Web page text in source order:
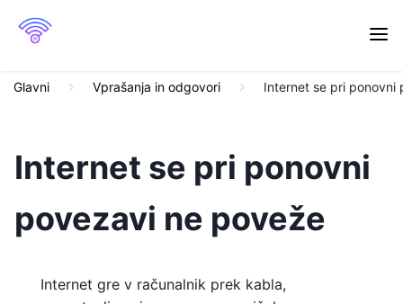
Glavni Vprašanja in odgovori Internet se pri ponovni
Internet se pri ponovni
povezavi ne poveže
Internet gre v računalnik prek kabla,